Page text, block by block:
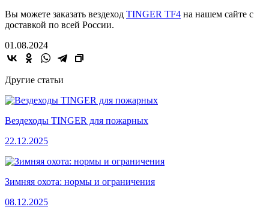
Вы можете заказать вездеход TINGER TF4 на нашем сайте с
доставкой по всей России.
01.08.2024
Другие статьи
Вездеходы TINGER для пожарных
22.12.2025
Зимняя охота: нормы и ограничения
08.12.2025